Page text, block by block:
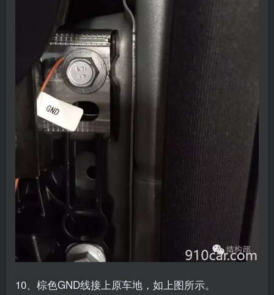
10、棕色GND线接上原车地，如上图所示。